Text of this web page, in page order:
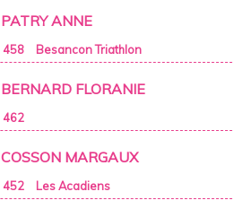
458
PATRY ANNE
Besancon Triathlon
462
BERNARD FLORANIE
452
COSSON MARGAUX
Les Acadiens